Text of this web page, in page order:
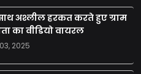
अश्लील हरकत करते हुए ग्राम
का वीडियो वायरल
2025